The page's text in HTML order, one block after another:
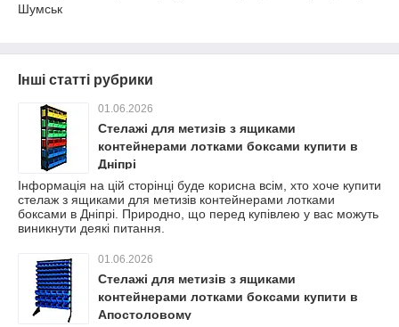
Шумськ
Інші статті рубрики
01.06.2026
Стелажі для метизів з ящиками
контейнерами лотками боксами купити в
Дніпрі
Інформація на цій сторінці буде корисна всім, хто хоче купити
стелаж з ящиками для метизів контейнерами лотками
боксами в Дніпрі. Природно, що перед купівлею у вас можуть
виникнути деякі питання.
01.06.2026
Стелажі для метизів з ящиками
контейнерами лотками боксами купити в
Апостоловому